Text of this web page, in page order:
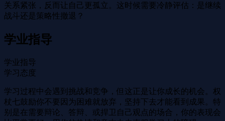
关系紧张，反而让自己更孤立。这时候需要冷静评估：是继续
战斗还是策略性撤退？
学业指导
学业指导
学习态度
学习过程中会遇到挑战和竞争，但这正是让你成长的机会。权
杖七鼓励你不要因为困难就放弃，坚持下去才能看到成果。特
别是在需要辩论、答辩、或捍卫自己观点的场合，你的表现会